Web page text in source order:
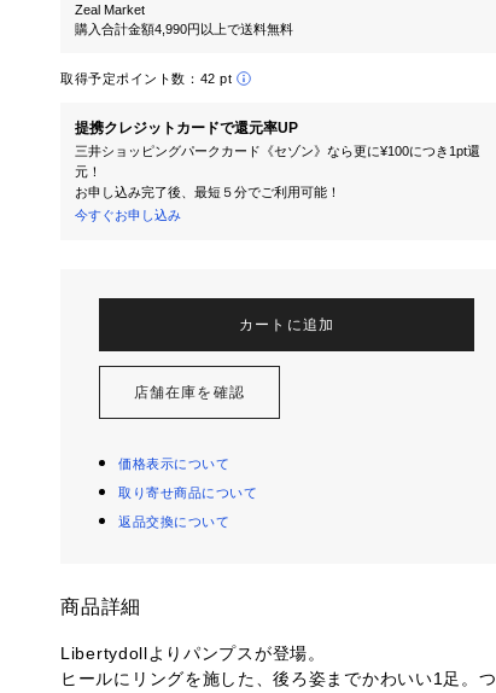
Zeal Market
購入合計金額4,990円以上で送料無料
取得予定ポイント数： 42 pt
提携クレジットカードで還元率UP
三井ショッピングパークカード《セゾン》なら更に¥100につき1pt還
元！
お申し込み完了後、最短５分でご利用可能！
今すぐお申し込み
カートに追加
店舗在庫を確認
価格表示について
取り寄せ商品について
返品交換について
商品詳細
Libertydollよりパンプスが登場。
ヒールにリングを施した、後ろ姿までかわいい1足。つ